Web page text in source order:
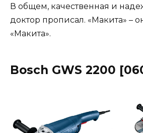
В общем, качественная и
доктор прописал. «Макита» –
«Макита».
Bosch GWS 2200